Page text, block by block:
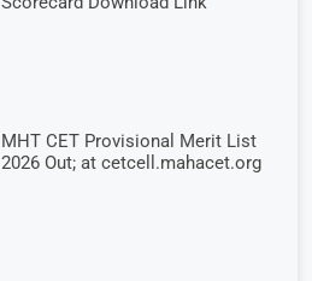
MHT CET Provisional Merit List
2026 Out; at cetcell.mahacet.org